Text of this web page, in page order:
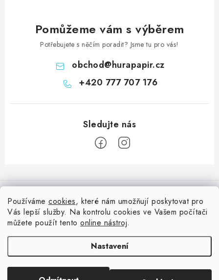
Používáme cookies, které nám umožňují poskytovat pro
Vás lepší služby. Na kontrolu cookies ve Vašem počítači
můžete použít tento online nástroj.
Nastavení
Pomůžeme vám s výběrem
Potřebujete s něčím poradit? Jsme tu pro vás!
obchod@hurapapir.cz
+420 777 707 176
á
Doprava
Oblíbené ♥️
Nepřehlédněte
Blog s nápady a návody
Slovník pojmů, české návody
. Všechna práva vyhrazena.Upravit nastavení